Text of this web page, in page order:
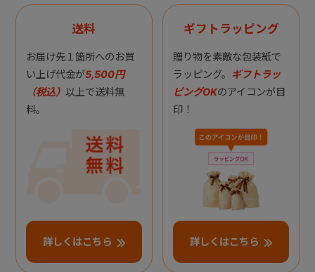
送料
お届け先１箇所へのお買
い上げ代金が5,500円
（税込） 以上で送料無
料。
詳しくはこちら
ギフトラッピング
贈り物を素敵な包装紙で
ラッピング。 ギフトラッ
ピングOKのアイコンが目
印！
詳しくはこちら